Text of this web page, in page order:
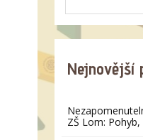
Nejnovější
ZŠ Lom: